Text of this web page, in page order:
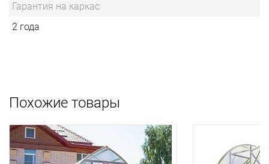
Гарантия на каркас
2 года
Похожие товары